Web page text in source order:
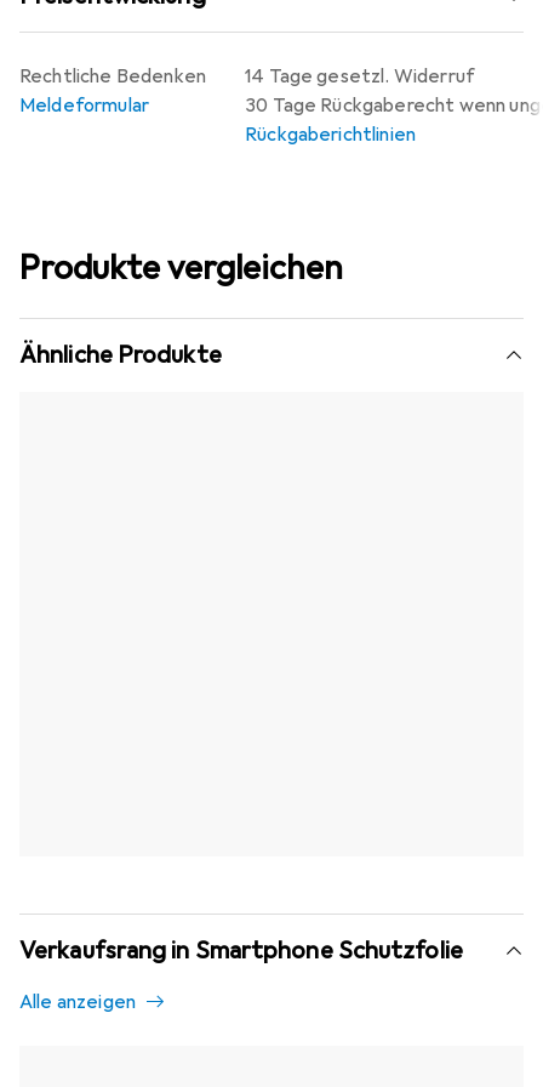
14 Tage gesetzl. Widerruf
30 Tage Rückgaberecht wenn
Rückgaberichtlinien
Rechtliche Bedenken
Meldeformular
Produkte vergleichen
Ähnliche Produkte
Verkaufsrang in Smartphone Schutzfolie
Alle anzeigen